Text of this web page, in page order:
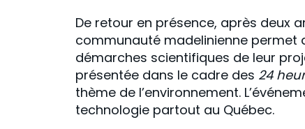
De retour en présence, après deux
communauté madelinienne permet
démarches scientifiques de leur
présentée dans le cadre des 24
thème de l’environnement.
technologie partout au Québec.